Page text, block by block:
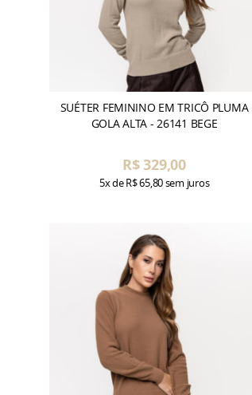
SUÉTER FEMININO EM TRICÔ PLUMA
GOLA ALTA - 26141 BEGE
R$ 329,00
5xdeR$ 65,80sem juros